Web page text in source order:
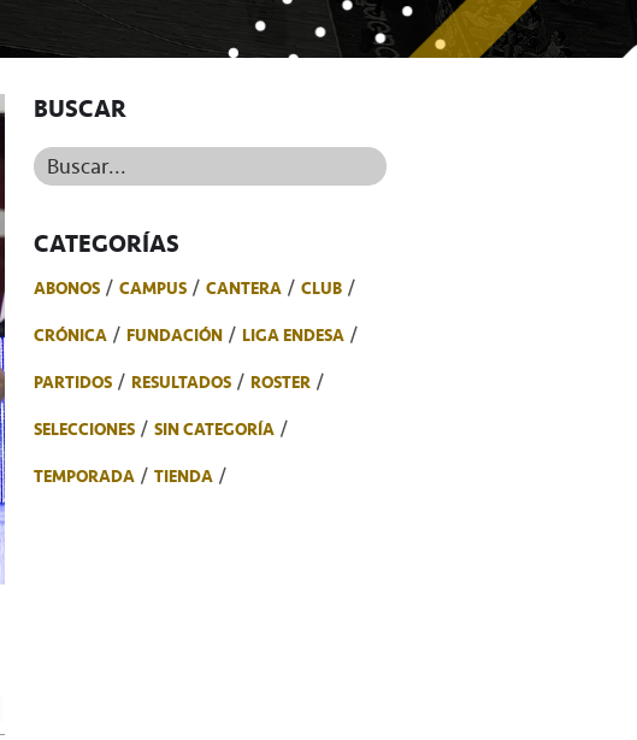
BUSCAR
Buscar...
CATEGORÍAS
ABONOS CAMPUS CANTERA
CLUB
CRÓNICA
FUNDACIÓN
LIGA ENDESA
PARTIDOS
RESULTADOS
ROSTER
SELECCIONES
SIN CATEGORÍA
TEMPORADA
TIENDA